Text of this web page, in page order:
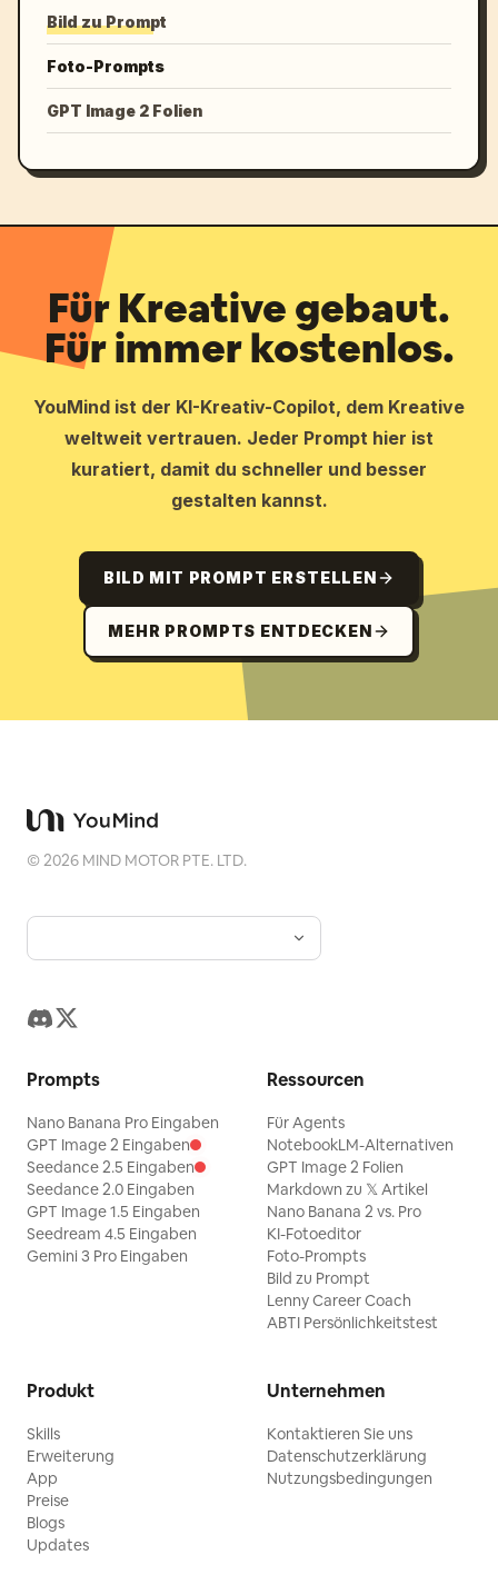
Bild zu Prompt
Foto-Prompts
GPT Image 2 Folien
Für Kreative gebaut.
Für immer kostenlos.
YouMind ist der KI-Kreativ-Copilot, dem Kreative
weltweit vertrauen. Jeder Prompt hier ist
kuratiert, damit du schneller und besser
gestalten kannst.
BILD MIT PROMPT ERSTELLEN
MEHR PROMPTS ENTDECKEN
©2026 MIND MOTOR PTE. LTD.
Prompts
Nano Banana Pro Eingaben
GPT Image 2 Eingaben
Seedance 2.5 Eingaben
Seedance 2.0 Eingaben
GPT Image 1.5 Eingaben
Seedream 4.5 Eingaben
Gemini 3 Pro Eingaben
Ressourcen
Für Agents
NotebookLM-Alternativen
GPT Image 2 Folien
Markdown zu 𝕏 Artikel
Nano Banana 2 vs. Pro
KI-Fotoeditor
Foto-Prompts
Bild zu Prompt
Lenny Career Coach
ABTI Persönlichkeitstest
Produkt
Skills
Erweiterung
App
Preise
Blogs
Updates
Unternehmen
Kontaktieren Sie uns
Datenschutzerklärung
Nutzungsbedingungen